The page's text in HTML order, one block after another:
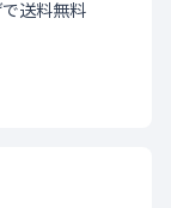
送料無料